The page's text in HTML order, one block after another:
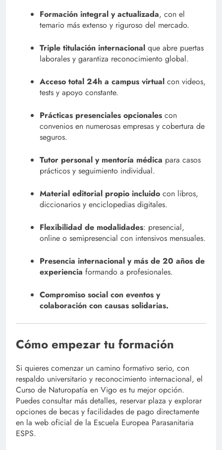
Formación integral y actualizada, con el
temario más extenso y riguroso del mercado.
Triple titulación internacional que abre puertas
laborales y garantiza reconocimiento global.
Acceso total 24h a campus virtual con videos,
tests y apoyo constante.
Prácticas presenciales opcionales con
convenios en numerosas empresas y cobertura de
seguros.
Tutor personal y mentoría médica para casos
prácticos y seguimiento individual.
Material editorial propio incluido con libros,
diccionarios y enciclopedias digitales.
Flexibilidad de modalidades: presencial,
online o semipresencial con intensivos mensuales.
Presencia internacional y más de 20 años de
experiencia formando a profesionales.
Compromiso social con eventos y
colaboración con causas solidarias.
Cómo empezar tu formación
Si quieres comenzar un camino formativo serio, con
respaldo universitario y reconocimiento internacional, el
Curso de Naturopatía en Vigo es tu mejor opción.
Puedes consultar más detalles, reservar plaza y explorar
opciones de becas y facilidades de pago directamente
en la web oficial de la Escuela Europea Parasanitaria
ESPS.